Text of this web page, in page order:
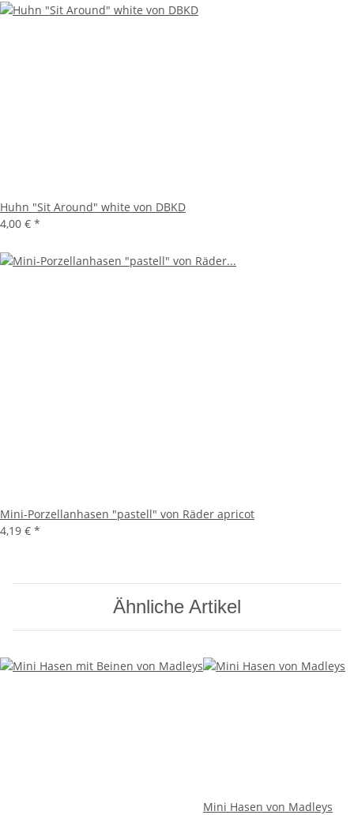
Huhn "Sit Around" white von DBKD
4,00 € *
Mini-Porzellanhasen "pastell" von Räder apricot
4,19 € *
Ähnliche Artikel
Mini Hasen von Madleys